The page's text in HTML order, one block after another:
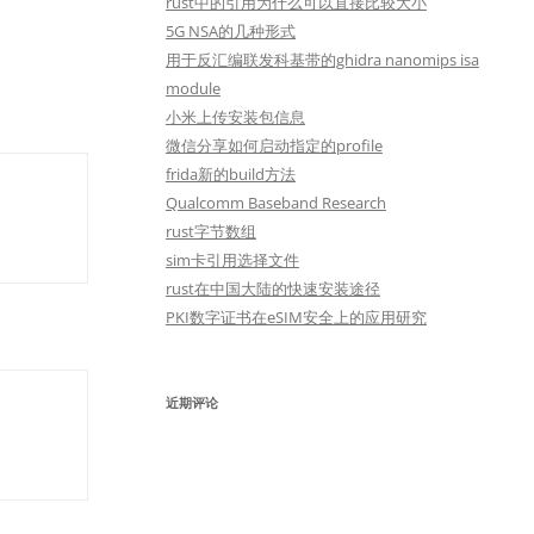
5G NSA的几种形式
用于反汇编联发科基带的ghidra nanomips isa
module
小米上传安装包信息
微信分享如何启动指定的profile
frida新的build方法
Qualcomm Baseband Research
rust字节数组
sim卡引用选择文件
rust在中国大陆的快速安装途径
PKI数字证书在eSIM安全上的应用研究
近期评论